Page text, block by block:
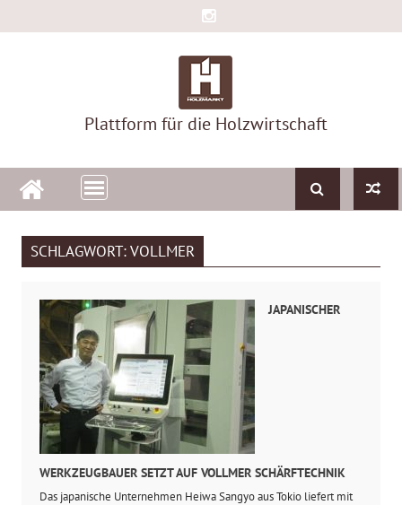
to
Plattform für die Holzwirtschaft
SCHLAGWORT:VOLLMER
JAPANISCHER
WERKZEUGBAUER SETZT AUF VOLLMER SCHÄRFTECHNIK
Das japanische Unternehmen Heiwa Sangyo aus Tokio liefert mit